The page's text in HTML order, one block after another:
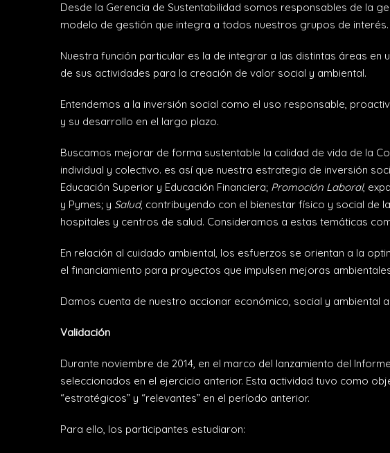
Desde la Gerencia de Sustentabilidad somos responsables de la
modelo de gestión que integra a todos nuestros grupos de interés.
Nuestra función particular es la de integrar a las distintas áreas
de sus actividades para la creación de valor social y ambiental.
Entendemos a la inversión social como el uso responsable,
y su desarrollo en el largo plazo.
Buscamos mejorar de forma sustentable la calidad de vida de la
individual y colectivo. es así que nuestra estrategia de inversión
Educación Superior y Educación Financiera; Promoción Laboral,
y Pymes; y Salud, contribuyendo con el bienestar físico y social de
hospitales y centros de salud. Consideramos a estas temáticas
En relación al cuidado ambiental, los esfuerzos se orientan a la
el financiamiento para proyectos que impulsen mejoras
Damos cuenta de nuestro accionar económico, social y ambiental
Validación
Durante noviembre de 2014, en el marco del lanzamiento del
seleccionados en el ejercicio anterior. Esta actividad tuvo como
“estratégicos” y “relevantes” en el período anterior.
Para ello, los participantes estudiaron: